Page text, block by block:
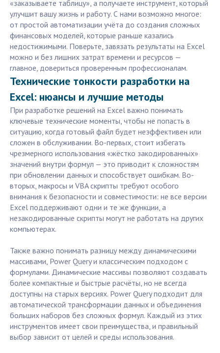
«заказываете таблицу», а получаете инструмент, который
улучшит вашу жизнь и работу. С нами возможно многое:
от простой автоматизации учёта до создания сложных
финансовых моделей, которые раньше казались
недостижимыми. Поверьте, завязать результаты на Excel
можно и без лишних затрат времени и ресурсов —
главное, довериться проверенным профессионалам.
Технические тонкости разработки на
Excel: нюансы и лучшие методы
При разработке решений на Excel важно понимать
ключевые технические моменты, чтобы не попасть в
ситуацию, когда готовый файл будет неэффективен или
сложен в обслуживании. Во-первых, стоит избегать
чрезмерного использования «жёстко закодированных»
значений внутри формул — это приводит к сложностям
при обновлении данных и способствует ошибкам. Во-
вторых, макросы и VBA скрипты требуют особого
внимания к безопасности и совместимости: не все версии
Excel поддерживают одни и те же функции, а
незакодированные скрипты могут не работать на других
компьютерах.
Также важно понимать разницу между динамическими
массивами, Power Query и классическим подходом с
формулами. Динамические массивы позволяют создавать
более компактные и быстрые расчёты, но не всегда
доступны на старых версиях. Power Query подходит для
автоматической трансформации данных и объединения
больших наборов без сложных формул. Каждый из этих
инструментов имеет свои преимущества, и правильный
выбор зависит от целей и среды использования.